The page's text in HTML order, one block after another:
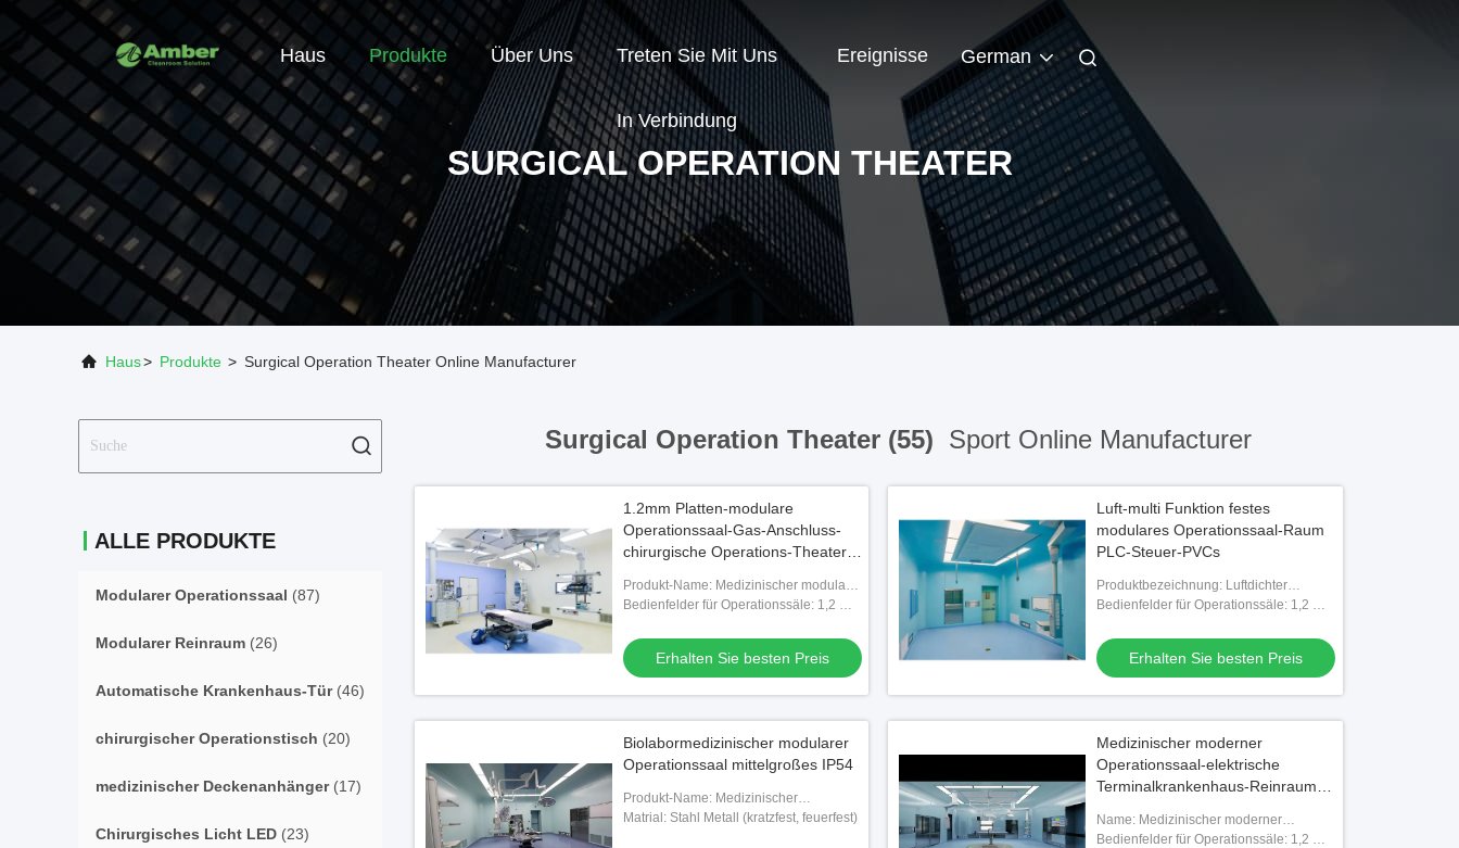
Haus Produkte Über Uns Treten Sie Mit Uns
In Verbindung
Ereignisse German
SURGICAL OPERATION THEATER
Haus> Produkte > Surgical Operation Theater Online Manufacturer
ALLE PRODUKTE
Modularer Operationssaal (87)
Modularer Reinraum (26)
Automatische Krankenhaus-Tür(46)
chirurgischer Operationstisch (20)
medizinischer Deckenanhänger(17)
Chirurgisches Licht LED (23)
Surgical Operation Theater (55) Sport Online Manufacturer
1.2mm Platten-modulare
Operationssaal-Gas-Anschluss-
chirurgische Operations-Theater
Produkt-Name: Medizinischer modularer
Operationssaal
Bedienfelder für Operationssäle: 1,2 mm
Erhalten Sie besten Preis
Luft-multi Funktion festes
modulares Operationssaal-Raum
PLC-Steuer-PVCs
Produktbezeichnung: Luftdichter
Operationssaal
Bedienfelder für Operationssäle: 1,2 mm
Erhalten Sie besten Preis
Biolabormedizinischer modularer
Operationssaal mittelgroßes IP54
Produkt-Name: Medizinischer
Operationssaal
Matrial: Stahl Metall (kratzfest, feuerfest)
Medizinischer moderner
Operationssaal-elektrische
Terminalkrankenhaus-Reinraum-
Name: Medizinischer moderner
Operationssaal
Bedienfelder für Operationssäle: 1,2 mm